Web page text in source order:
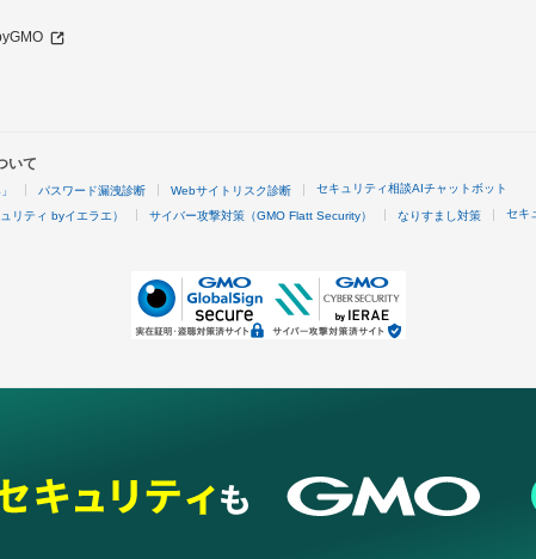
いて
パスワード漏洩診断 Webサイトリスク診断 セキュリティ相談AIチャットボット
リティ byイエラエ） サイバー攻撃対策（GMO Flatt Security） なりすまし対策 セキ